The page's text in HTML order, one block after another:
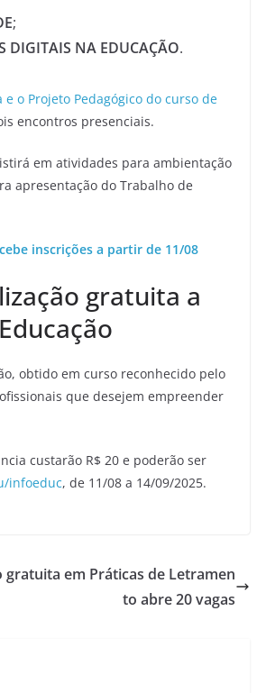
;
DIGITAIS NA EDUCAÇÃO.
o Projeto Pedagógico do curso de
encontros presenciais.
em atividades para ambientação
apresentação do Trabalho de
inscrições a partir de 11/08
gratuita a
obtido em curso reconhecido pelo
que desejem empreender
custarão R$ 20 e poderão ser
infoeduc, de 11/08 a 14/09/2025.
gratuita em Práticas de Letramen
to abre 20 vagas